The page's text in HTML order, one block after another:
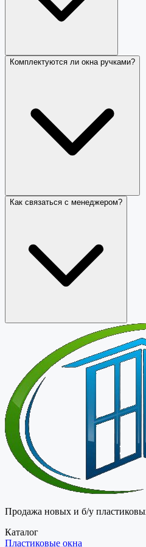
Комплектуются ли окна ручками?
Как связаться с менеджером?
Продажа новых и б/у
Каталог
Пластиковые окна